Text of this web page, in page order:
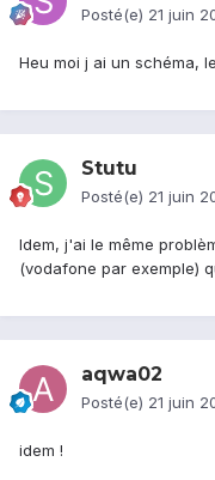
Posté(e) 21 juin
Heu moi j ai un schéma,
Stutu
Posté(e) 21 juin
Idem, j'ai le même
(vodafone par exemple)
aqwa02
Posté(e) 21 juin
idem !